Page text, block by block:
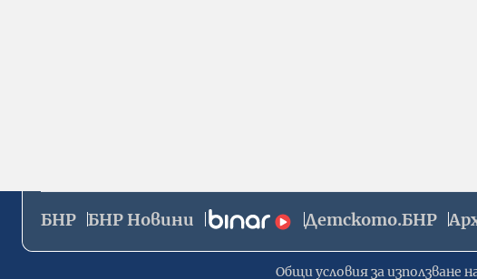
БНР БНР Новини Детското.БНР
Общи условия за използване